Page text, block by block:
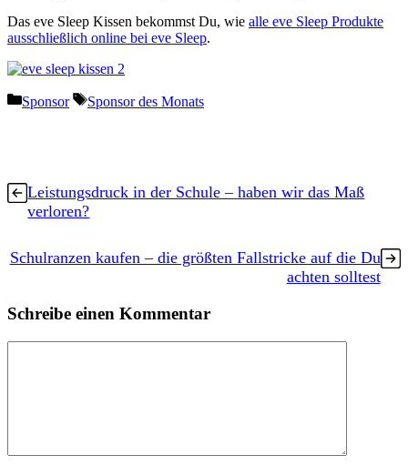
Das eve Sleep Kissen bekommst Du, wie alle eve Sleep Produkte
ausschließlich online bei eve Sleep.
Kategorien
Sponsor Schlagwörter
Sponsor des Monats
Leistungsdruck in der Schule – haben wir das Maß
verloren?
Schulranzen kaufen – die größten Fallstricke auf die Du
achten solltest
Schreibe einen Kommentar